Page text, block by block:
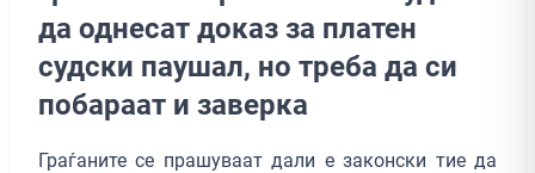
да однесат доказ за платен
судски паушал, но треба да си
побараат и заверка
Граѓаните се прашуваат дали е законски тие да